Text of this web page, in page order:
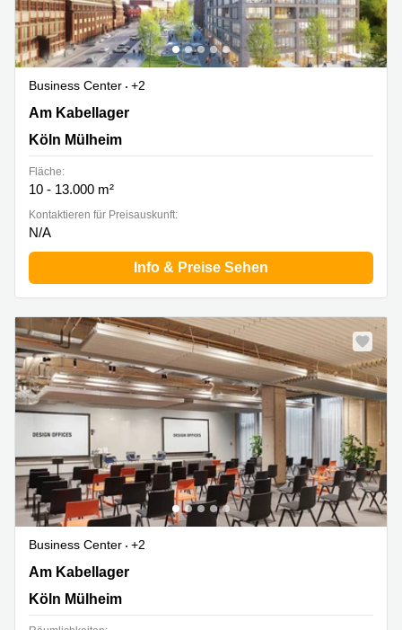
Business Center
+2
Am Kabellager 11, Köln Mülheim
Am Kabellager
Köln Mülheim
Fläche:
10 - 13.000 m²
Kontaktieren für Preisauskunft:
N/A
Info & Preise Sehen
Business Center
+2
Am Kabellager 11-13, Köln Mülheim
Am Kabellager
Köln Mülheim